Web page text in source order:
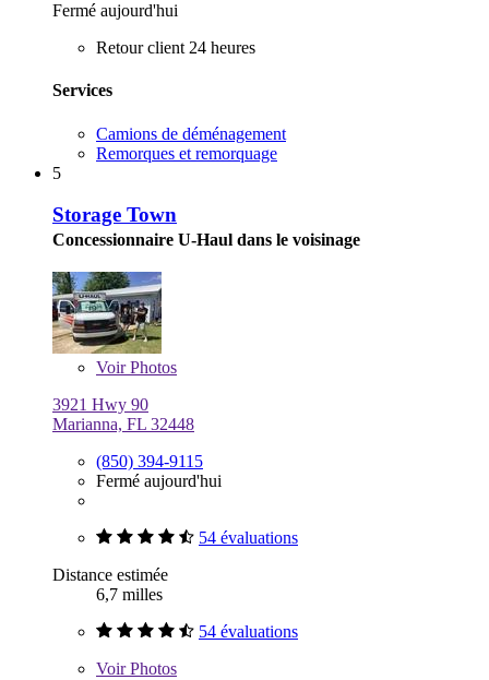
Fermé aujourd'hui
Retour client 24 heures
Services
Camions de déménagement
Remorques et remorquage
5
Storage Town
Concessionnaire U-Haul dans le voisinage
VoirPhotos
3921 Hwy 90
Marianna, FL 32448
(850) 394-9115
Fermé aujourd'hui
54 évaluations
Distance estimée
6,7 milles
54 évaluations
VoirPhotos